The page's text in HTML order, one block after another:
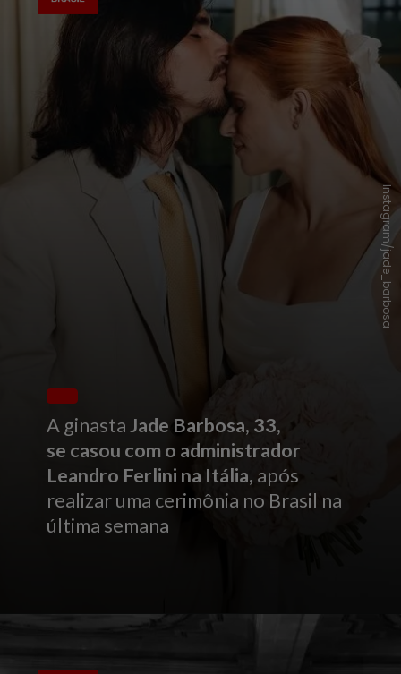
A ginastaJade Barbosa, 33,
se casou com o administrador
Leandro Ferlini na Itália, após
realizar uma cerimônia no Brasil na
última semana
Instagram/jade_barbosa